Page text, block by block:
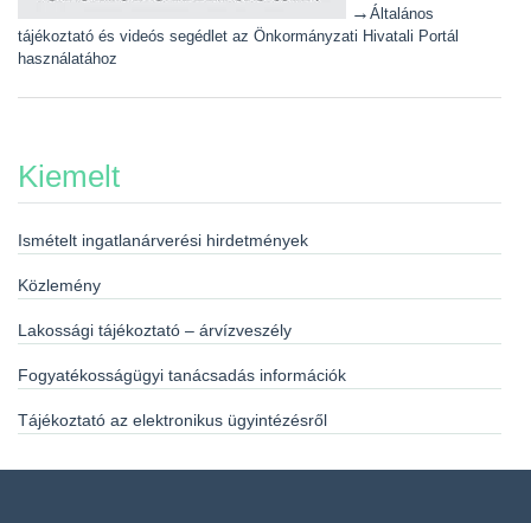
→ Általános
tájékoztató és videós segédlet az Önkormányzati Hivatali Portál
használatához
Kiemelt
Ismételt ingatlanárverési hirdetmények
Közlemény
Lakossági tájékoztató – árvízveszély
Fogyatékosságügyi tanácsadás információk
Tájékoztató az elektronikus ügyintézésről